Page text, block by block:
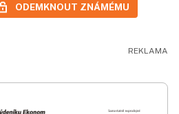
ODEMKNOUT ZNÁMÉMU